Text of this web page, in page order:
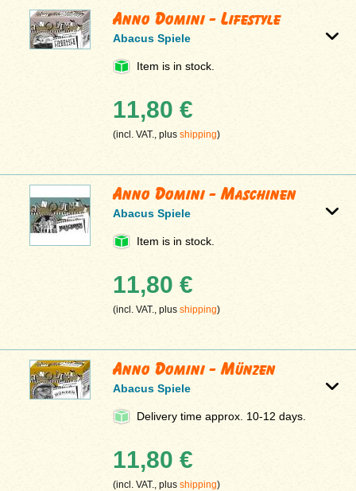
Anno Domini - Lifestyle
Abacus Spiele
Item is in stock.
11,80 €
(incl. VAT., plusshipping)
Anno Domini - Maschinen
Abacus Spiele
Item is in stock.
11,80 €
(incl. VAT., plusshipping)
Anno Domini - Münzen
Abacus Spiele
Delivery time approx. 10-12 days.
11,80 €
(incl. VAT., plusshipping)